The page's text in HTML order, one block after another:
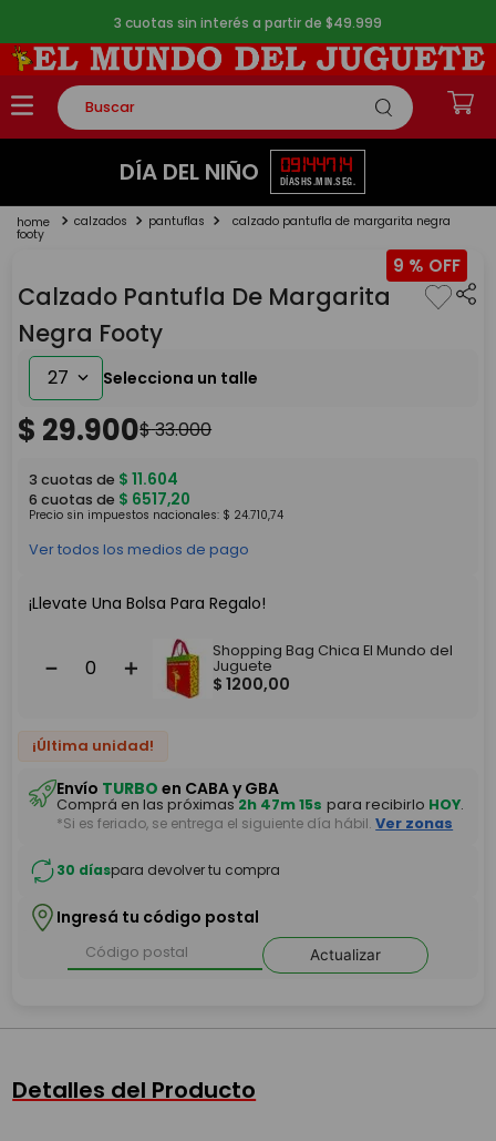
3 cuotas sin interés a partir de $49.999
Buscar
TÉRMINOS MÁS BUSCADOS
2.
lego
4.
monopatin
5. toy story
DÍA DEL NIÑO 09
DÍAS
14
HS.
47
MIN.
14
SEG.
calzados pantuflas calzado pantufla de margarita negra
footy
9 %
Calzado Pantufla De Margarita
Negra Footy
27
$ 29.900$33.000
3 cuotas de $ 11.604
6 cuotas de $ 6517,20
Precio sin impuestos nacionales: $ 24.710,74
Ver todos los medios de pago
¡Llevate Una Bolsa Para Regalo!
＋
－
Shopping Bag Chica El Mundo del
Juguete
$ 1200,00
¡Última unidad!
Envío TURBO en CABA y GBA
Comprá en las próximas2h 47m 15s para recibirlo HOY.
*Si es feriado, se entrega el siguiente día hábil. Ver zonas
30 díaspara devolver tu compra
Ingresá tu código postal
Actualizar
Detalles del Producto